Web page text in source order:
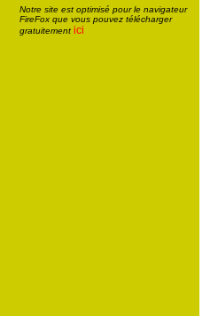
Notre site est optimisé pour le navigateur
FireFox que vous pouvez télécharger
gratuitement ici